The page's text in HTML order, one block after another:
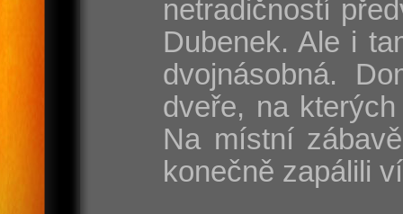
netradičností
Dubenek. Ale i
dvojnásobná.
dveře, na
Na místní
konečně zapálili